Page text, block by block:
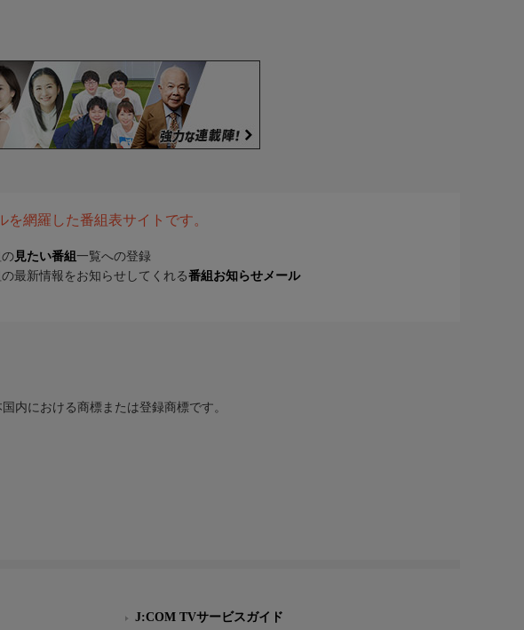
網羅した番組表サイトです。
見たい番組 一覧への登録
最新情報をお知らせしてくれる番組お知らせメール
内における商標または登録商標です。
J:COM TVサービスガイド